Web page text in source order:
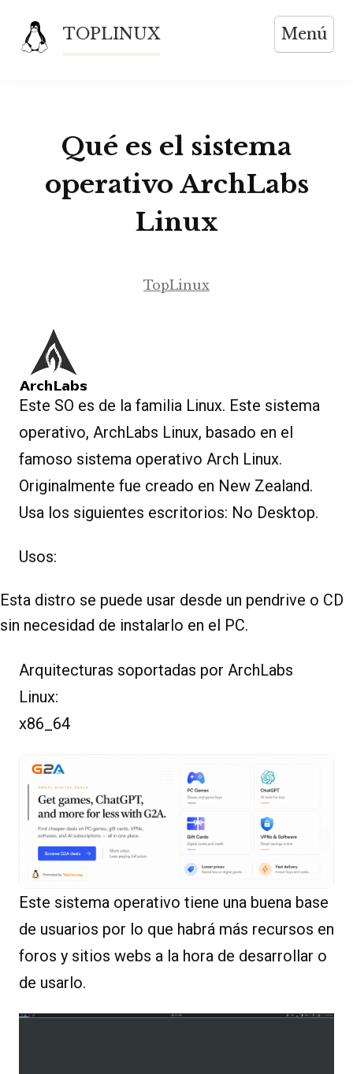
contenido
TOPLINUX Menú
Qué es el sistema
operativo ArchLabs
Linux
TopLinux
Este SO es de la familia Linux. Este sistema
operativo, ArchLabs Linux, basado en el
famoso sistema operativo Arch Linux.
Originalmente fue creado en New Zealand.
Usa los siguientes escritorios: No Desktop.
Usos:
Esta distro se puede usar desde un pendrive o CD
sin necesidad de instalarlo en el PC.
Arquitecturas soportadas por ArchLabs
Linux:
x86_64
Este sistema operativo tiene una buena base
de usuarios por lo que habrá más recursos en
foros y sitios webs a la hora de desarrollar o
de usarlo.